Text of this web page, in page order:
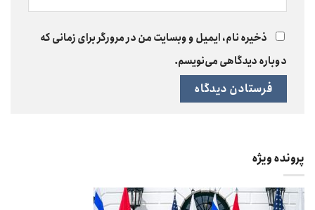
ذخیره نام، ایمیل و وبسایت من در مرورگر برای زمانی که
دوباره دیدگاهی می‌نویسم.
پرونده ویژه